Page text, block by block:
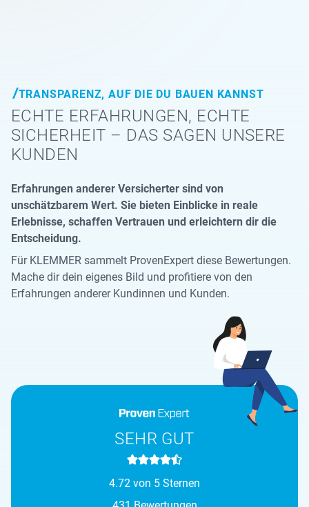
TRANSPARENZ, AUF DIE DU BAUEN KANNST
ECHTE ERFAHRUNGEN, ECHTE
SICHERHEIT – DAS SAGEN UNSERE
KUNDEN
Erfahrungen anderer Versicherter sind von
unschätzbarem Wert. Sie bieten Einblicke in reale
Erlebnisse, schaffen Vertrauen und erleichtern dir die
Entscheidung.
Für KLEMMER sammelt ProvenExpert diese Bewertungen.
Mache dir dein eigenes Bild und profitiere von den
Erfahrungen anderer Kundinnen und Kunden.
SEHR GUT
4.72 von 5 Sternen